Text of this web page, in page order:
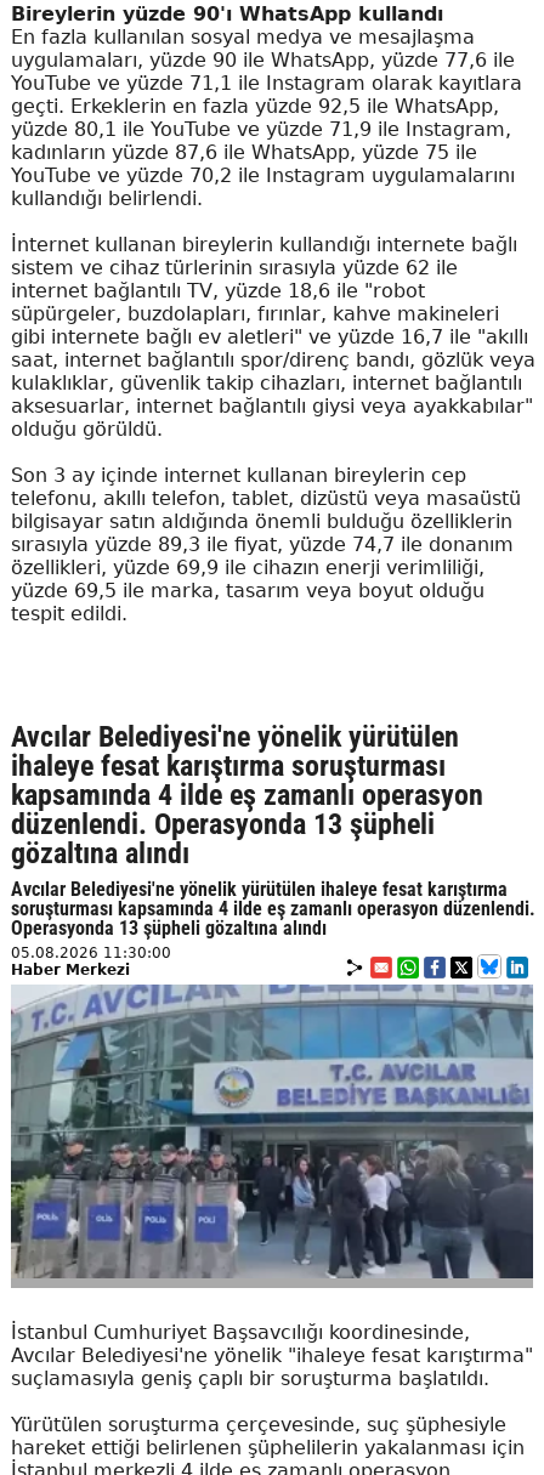
Bireylerin yüzde 90'ı WhatsApp kullandı
En fazla kullanılan sosyal medya ve mesajlaşma
uygulamaları, yüzde 90 ile WhatsApp, yüzde 77,6 ile
YouTube ve yüzde 71,1 ile Instagram olarak kayıtlara
geçti. Erkeklerin en fazla yüzde 92,5 ile WhatsApp,
yüzde 80,1 ile YouTube ve yüzde 71,9 ile Instagram,
kadınların yüzde 87,6 ile WhatsApp, yüzde 75 ile
YouTube ve yüzde 70,2 ile Instagram uygulamalarını
kullandığı belirlendi.
İnternet kullanan bireylerin kullandığı internete bağlı
sistem ve cihaz türlerinin sırasıyla yüzde 62 ile
internet bağlantılı TV, yüzde 18,6 ile "robot
süpürgeler, buzdolapları, fırınlar, kahve makineleri
gibi internete bağlı ev aletleri" ve yüzde 16,7 ile "akıllı
saat, internet bağlantılı spor/direnç bandı, gözlük veya
kulaklıklar, güvenlik takip cihazları, internet bağlantılı
aksesuarlar, internet bağlantılı giysi veya ayakkabılar"
olduğu görüldü.
Son 3 ay içinde internet kullanan bireylerin cep
telefonu, akıllı telefon, tablet, dizüstü veya masaüstü
bilgisayar satın aldığında önemli bulduğu özelliklerin
sırasıyla yüzde 89,3 ile fiyat, yüzde 74,7 ile donanım
özellikleri, yüzde 69,9 ile cihazın enerji verimliliği,
yüzde 69,5 ile marka, tasarım veya boyut olduğu
tespit edildi.
Avcılar Belediyesi'ne yönelik yürütülen
ihaleye fesat karıştırma soruşturması
kapsamında 4 ilde eş zamanlı operasyon
düzenlendi. Operasyonda 13 şüpheli
gözaltına alındı
Avcılar Belediyesi'ne yönelik yürütülen ihaleye fesat karıştırma
soruşturması kapsamında 4 ilde eş zamanlı operasyon düzenlendi.
Operasyonda 13 şüpheli gözaltına alındı
05.08.2026 11:30:00
Haber Merkezi
İstanbul Cumhuriyet Başsavcılığı koordinesinde,
Avcılar Belediyesi'ne yönelik "ihaleye fesat karıştırma"
suçlamasıyla geniş çaplı bir soruşturma başlatıldı.
Yürütülen soruşturma çerçevesinde, suç şüphesiyle
hareket ettiği belirlenen şüphelilerin yakalanması için
İstanbul merkezli 4 ilde eş zamanlı operasyon